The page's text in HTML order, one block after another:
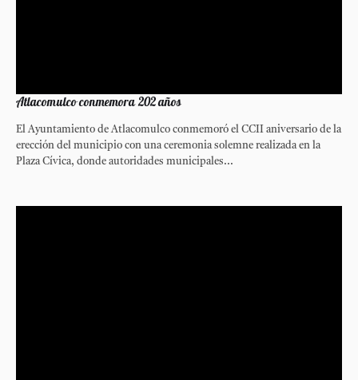
Atlacomulco conmemora 202 años
El Ayuntamiento de Atlacomulco conmemoró el CCII aniversario de la
erección del municipio con una ceremonia solemne realizada en la
Plaza Cívica, donde autoridades municipales...